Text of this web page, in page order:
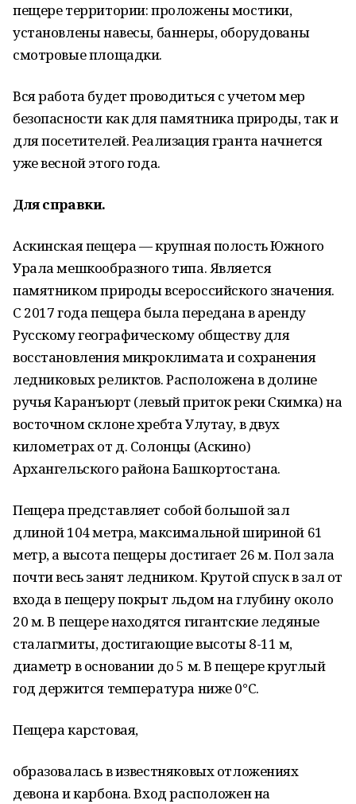
пещере территории: проложены мостики,
установлены навесы, баннеры, оборудованы
смотровые площадки.
Вся работа будет проводиться с учетом мер
безопасности как для памятника природы, так и
для посетителей. Реализация гранта начнется
уже весной этого года.
Для справки.
Аскинская пещера — крупная полость Южного
Урала мешкообразного типа. Является
памятником природы всероссийского значения.
С 2017 года пещера была передана в аренду
Русскому географическому обществу для
восстановления микроклимата и сохранения
ледниковых реликтов. Расположена в долине
ручья Каранъюрт (левый приток реки Скимка) на
восточном склоне хребта Улутау, в двух
километрах от д. Солонцы (Аскино)
Архангельского района Башкортостана.
Пещера представляет собой большой зал
длиной 104 метра, максимальной шириной 61
метр, а высота пещеры достигает 26 м. Пол зала
почти весь занят ледником. Крутой спуск в зал от
входа в пещеру покрыт льдом на глубину около
20 м. В пещере находятся гигантские ледяные
сталагмиты, достигающие высоты 8-11 м,
диаметр в основании до 5 м. В пещере круглый
год держится температура ниже 0°С.
Пещера карстовая,
образовалась в известняковых отложениях
девона и карбона. Вход расположен на